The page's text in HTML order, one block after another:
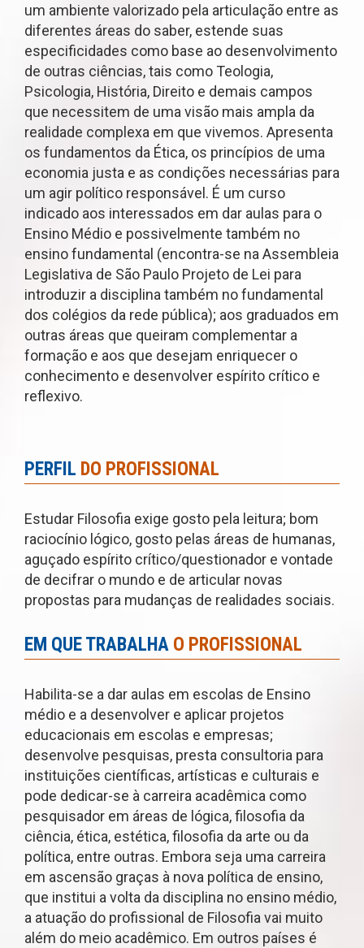
um ambiente valorizado pela articulação entre as
diferentes áreas do saber, estende suas
especificidades como base ao desenvolvimento
de outras ciências, tais como Teologia,
Psicologia, História, Direito e demais campos
que necessitem de uma visão mais ampla da
realidade complexa em que vivemos. Apresenta
os fundamentos da Ética, os princípios de uma
economia justa e as condições necessárias para
um agir político responsável. É um curso
indicado aos interessados em dar aulas para o
Ensino Médio e possivelmente também no
ensino fundamental (encontra-se na Assembleia
Legislativa de São Paulo Projeto de Lei para
introduzir a disciplina também no fundamental
dos colégios da rede pública); aos graduados em
outras áreas que queiram complementar a
formação e aos que desejam enriquecer o
conhecimento e desenvolver espírito crítico e
reflexivo.
PERFIL DO PROFISSIONAL
Estudar Filosofia exige gosto pela leitura; bom
raciocínio lógico, gosto pelas áreas de humanas,
aguçado espírito crítico/questionador e vontade
de decifrar o mundo e de articular novas
propostas para mudanças de realidades sociais.
EM QUE TRABALHA O PROFISSIONAL
Habilita-se a dar aulas em escolas de Ensino
médio e a desenvolver e aplicar projetos
educacionais em escolas e empresas;
desenvolve pesquisas, presta consultoria para
instituições científicas, artísticas e culturais e
pode dedicar-se à carreira acadêmica como
pesquisador em áreas de lógica, filosofia da
ciência, ética, estética, filosofia da arte ou da
política, entre outras. Embora seja uma carreira
em ascensão graças à nova política de ensino,
que institui a volta da disciplina no ensino médio,
a atuação do profissional de Filosofia vai muito
além do meio acadêmico. Em outros países é